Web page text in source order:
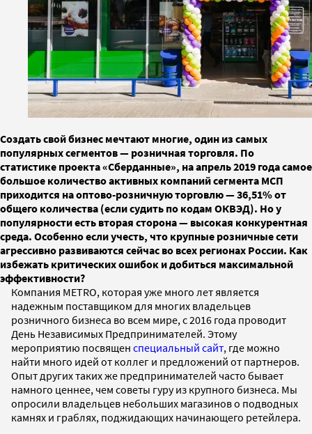
Создать свой бизнес мечтают многие, один из самых
популярных сегментов — розничная торговля. По
статистике проекта «Сберданные», на апрель 2019 года самое
большое количество активных компаний сегмента МСП
приходится на оптово-розничную торговлю — 36,51% от
общего количества (если судить по кодам ОКВЭД). Но у
популярности есть вторая сторона — высокая конкурентная
среда. Особенно если учесть, что крупные розничные сети
агрессивно развиваются сейчас во всех регионах России. Как
избежать критических ошибок и добиться максимальной
эффективности?
Компания METRO, которая уже много лет является
надежным поставщиком для многих владельцев
розничного бизнеса во всем мире, с 2016 года проводит
День Независимых Предпринимателей. Этому
мероприятию посвящен специальный сайт, где можно
найти много идей от коллег и предложений от партнеров.
Опыт других таких же предпринимателей часто бывает
намного ценнее, чем советы гуру из крупного бизнеса. Мы
опросили владельцев небольших магазинов о подводных
камнях и граблях, поджидающих начинающего ретейлера.